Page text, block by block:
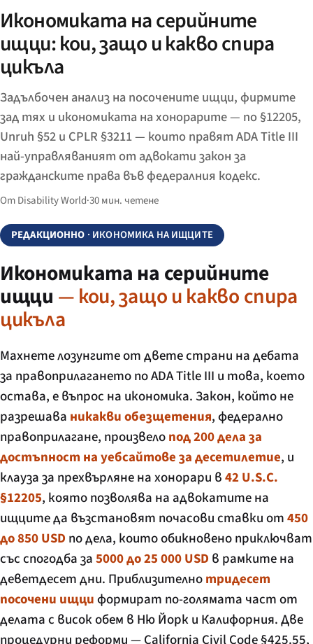
Икономиката на серийните
ищци: кои, защо и какво спира
цикъла
Задълбочен анализ на посочените ищци, фирмите
зад тях и икономиката на хонорарите — по §12205,
Unruh §52 и CPLR §3211 — които правят ADA Title III
най-управляваният от адвокати закон за
гражданските права във федералния кодекс.
От Disability World·30 мин. четене
РЕДАКЦИОННО · ИКОНОМИКА НА ИЩЦИТЕ
Икономиката на серийните
ищци — кои, защо и какво спира
цикъла
Махнете лозунгите от двете страни на дебата
за правоприлагането по ADA Title III и това, което
остава, е въпрос на икономика. Закон, който не
разрешава никакви обезщетения, федерално
правоприлагане, произвелопод 200 дела за
достъпност на уебсайтове за десетилетие, и
клауза за прехвърляне на хонорари в42 U.S.C.
§12205, която позволява на адвокатите на
ищците да възстановят почасови ставки от450
до 850 USD по дела, които обикновено приключват
със спогодба за5000 до 25 000 USD в рамките на
деветдесет дни. Приблизителнотридесет
посочени ищциформират по-голямата част от
делата с висок обем в Ню Йорк и Калифорния. Две
процедурни реформи — California Civil Code §425.55,